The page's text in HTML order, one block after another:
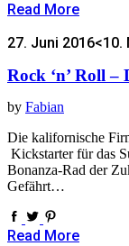
Read More
27. Juni 2016<10.
Rock ‘n’ Roll –
by Fabian
Die kalifornische
Kickstarter für das
Bonanza-Rad der
Gefährt…
Read More